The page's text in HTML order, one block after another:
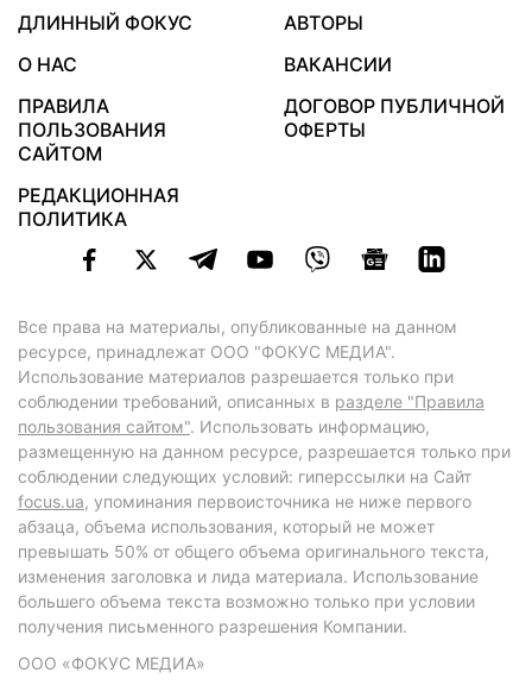
ДЛИННЫЙ ФОКУС
АВТОРЫ
О НАС
ВАКАНСИИ
ПРАВИЛА
ПОЛЬЗОВАНИЯ
САЙТОМ
ДОГОВОР ПУБЛИЧНОЙ
ОФЕРТЫ
РЕДАКЦИОННАЯ
ПОЛИТИКА
Все права на материалы, опубликованные на данном
ресурсе, принадлежат ООО "ФОКУС МЕДИА".
Использование материалов разрешается только при
соблюдении требований, описанных в разделе "Правила
пользования сайтом". Использовать информацию,
размещенную на данном ресурсе, разрешается только при
соблюдении следующих условий: гиперссылки на Сайт
focus.ua, упоминания первоисточника не ниже первого
абзаца, объема использования, который не может
превышать 50% от общего объема оригинального текста,
изменения заголовка и лида материала. Использование
большего объема текста возможно только при условии
получения письменного разрешения Компании.
ООО «ФОКУС МЕДИА»